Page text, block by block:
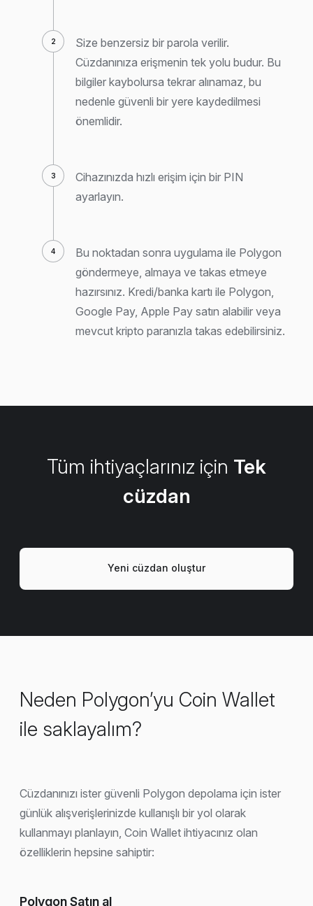
Size benzersiz bir parola verilir.
Cüzdanınıza erişmenin tek yolu budur. Bu
bilgiler kaybolursa tekrar alınamaz, bu
nedenle güvenli bir yere kaydedilmesi
önemlidir.
Cihazınızda hızlı erişim için bir PIN
ayarlayın.
Bu noktadan sonra uygulama ile Polygon
göndermeye, almaya ve takas etmeye
hazırsınız. Kredi/banka kartı ile Polygon,
Google Pay, Apple Pay satın alabilir veya
mevcut kripto paranızla takas edebilirsiniz.
Tüm ihtiyaçlarınız için Tek
cüzdan
Yeni cüzdan oluştur
Neden Polygon’yu Coin Wallet
ile saklayalım?
Cüzdanınızı ister güvenli Polygon depolama için ister
günlük alışverişlerinizde kullanışlı bir yol olarak
kullanmayı planlayın, Coin Wallet ihtiyacınız olan
özelliklerin hepsine sahiptir:
Polygon Satın al